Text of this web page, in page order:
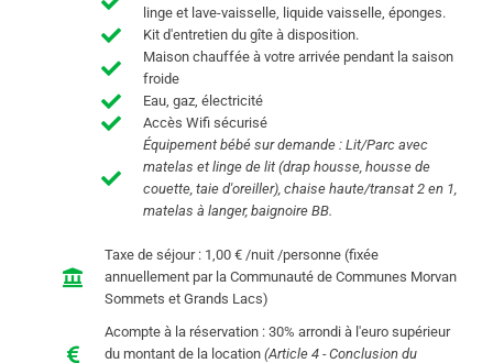
linge et lave-vaisselle, liquide vaisselle, éponges.
Kit d'entretien du gîteà disposition.
Maison chauffée à votre arrivée pendant la saison
froide
Eau, gaz, électricité
Accès Wifi sécurisé
Équipement bébé sur demande : Lit/Parc avec
matelas et linge de lit (drap housse, housse de
couette, taie d'oreiller), chaise haute/transat 2 en 1,
matelas à langer, baignoire BB.
Taxe de séjour : 1,00 € /nuit /personne (fixée
annuellement par la Communauté de Communes Morvan
Sommets et Grands Lacs)
Acompte à la réservation : 30% arrondi à l'euro supérieur
du montant de la location (Article 4 - Conclusion du